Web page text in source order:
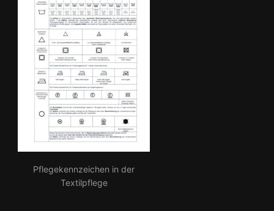
Pflegekennzeichen in der
Textilpflege